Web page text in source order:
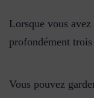
Lorsque vous
profondément
Vous pouvez